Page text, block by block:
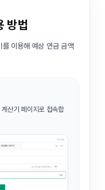
방법
이용해 예상 연금 금액
산기 페이지로 접속합